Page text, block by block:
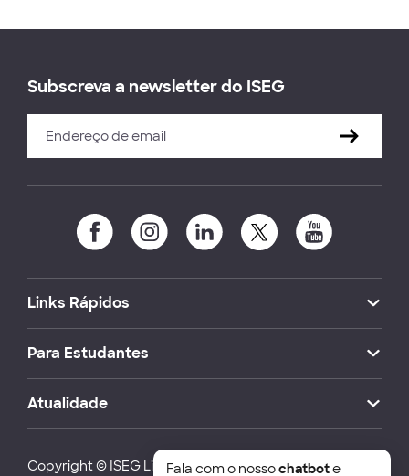
Subscreva a newsletter do ISEG
Links Rápidos
Para Estudantes
Atualidade
Copyright © ISEG Lisbon School of Economics and
Fala com o nossochatbote